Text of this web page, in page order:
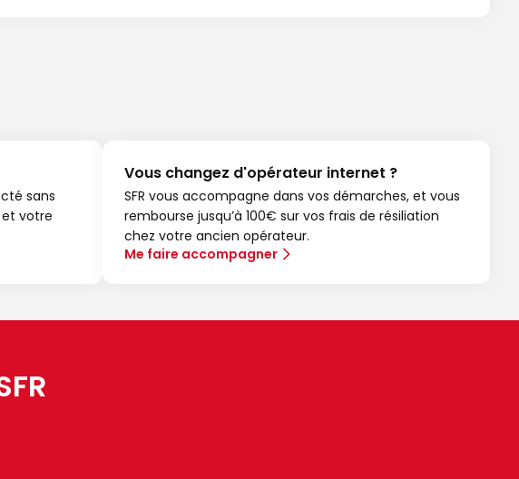
sans
votre
Vous changez d'opérateur internet ?
SFR vous accompagne dans vos démarches, et vous
rembourse jusqu’à 100€ sur vos frais de résiliation
chez votre ancien opérateur.
Me faire accompagner